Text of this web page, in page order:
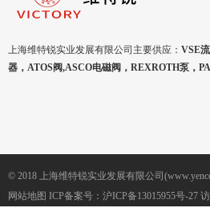
上海维特锐实业发展有限公司主要供应： VSE
器，ATOS阀,ASCO电磁阀，REXROTH泵，
© 2018 上海维特锐实业发展有限公司
网站地图 ICP备案号： 沪ICP备13015955号-27